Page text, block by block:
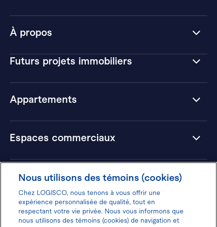
À propos
Futurs projets immobiliers
Appartements
Espaces commerciaux
Hôtels
Nous utilisons des témoins (cookies)
Chez LOGISCO, nous tenons à vous offrir une
expérience personnalisée de qualité, tout en
respectant votre vie privée. Nous vous informons que
nous utilisons des témoins (cookies) de navigation et